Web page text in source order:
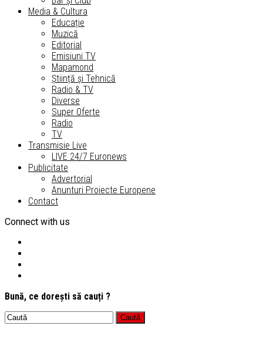
Media & Cultura
Educație
Muzică
Editorial
Emisiuni TV
Mapamond
Știință și Tehnică
Radio & TV
Diverse
Super Oferte
Radio
TV
Transmisie Live
LIVE 24/7 Euronews
Publicitate
Advertorial
Anunturi Proiecte Europene
Contact
Connect with us
Bună, ce dorești să cauți ?